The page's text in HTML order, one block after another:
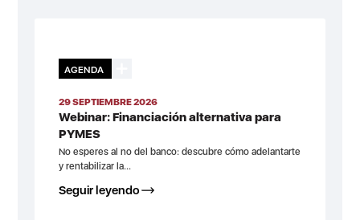
AGENDA
29 SEPTIEMBRE 2026
Webinar: Financiación alternativa para
PYMES
No esperes al no del banco: descubre cómo adelantarte
y rentabilizar la...
Seguir leyendo